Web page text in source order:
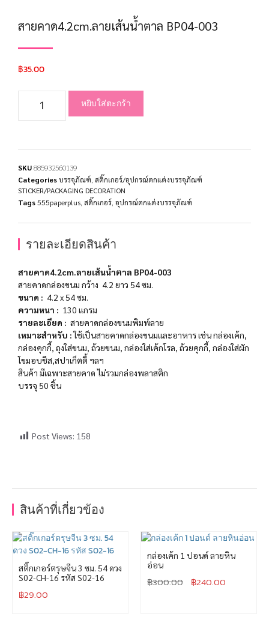
สายคาด4.2cm.ลายเส้นน้ำตาล BP04-003
฿35.00
หยิบใส่ตะกร้า
SKU885932560139
Categoriesบรรจุภัณฑ์ สติ๊กเกอร์/อุปกรณ์ตกแต่งบรรจุภัณฑ์
STICKER/PACKAGING DECORATION
Tags555paperplus สติ๊กเกอร์ อุปกรณ์ตกแต่งบรรจุภัณฑ์
รายละเอียดสินค้า
สายคาด4.2cm.ลายเส้นน้ำตาล BP04-003
สายคาดกล่องขนม กว้าง 4.2 ยาว 54 ซม.
ขนาด : 4.2 x 54ซม
ความหนา : 130 แกรม
รายละเอียด : สายคาดกล่องขนมพิมพ์ลาย
เหมาะสำหรับ :ใช้เป็นสายคาดกล่องขนมและอาหาร เช่น กล่องเค้ก,
กล่องคุกกี้, ถุงใส่ขนม, ถ้วยขนม, กล่องใส่เค้กโรล, ถ้วยคุกกี้, กล่องใส่ผัก
โขมอบชีส,สปาเก็ตตี้ ฯลฯ
สินค้า มีเฉพาะสายคาด ไม่รวมกล่องพลาสติก
บรรจุ 50 ชิ้น
Post Views: 158
สินค้าที่เกี่ยวข้อง
สติ๊กเกอร์ตรุษจีน 3 ซม. 54 ดวง
S02-CH-16 รหัส S02-16
฿29.00
กล่องเค้ก 1 ปอนด์ ลายหิน
อ่อน
฿300.00 ฿240.00